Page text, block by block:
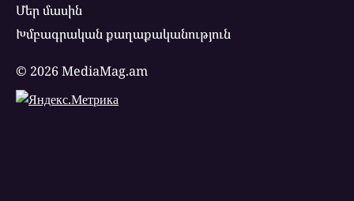
Մեր մասին
Խմբագրական քաղաքականություն
© 2026 MediaMag.am